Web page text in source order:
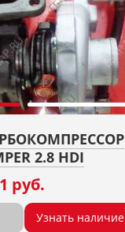
2.8 HDI
руб.
Узнать наличие